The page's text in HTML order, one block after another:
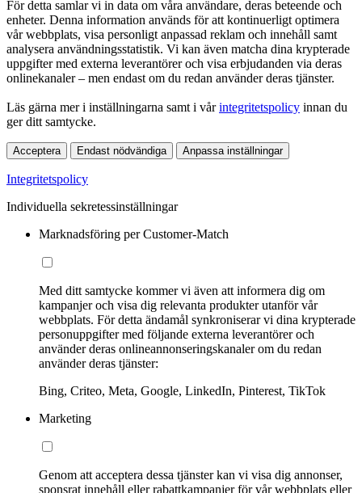
För detta samlar vi in data om våra användare, deras beteende och
enheter. Denna information används för att kontinuerligt optimera
vår webbplats, visa personligt anpassad reklam och innehåll samt
analysera användningsstatistik. Vi kan även matcha dina krypterade
uppgifter med externa leverantörer och visa erbjudanden via deras
onlinekanaler – men endast om du redan använder deras tjänster.
Läs gärna mer i inställningarna samt i vårintegritetspolicy innan du
ger ditt samtycke.
Acceptera Endast nödvändiga Anpassa inställningar
Integritetspolicy
Individuella sekretessinställningar
Marknadsföring per Customer-Match
Med ditt samtycke kommer vi även att informera dig om
kampanjer och visa dig relevanta produkter utanför vår
webbplats. För detta ändamål synkroniserar vi dina krypterade
personuppgifter med följande externa leverantörer och
använder deras onlineannonseringskanaler om du redan
använder deras tjänster:
Bing, Criteo, Meta, Google, LinkedIn, Pinterest, TikTok
Marketing
Genom att acceptera dessa tjänster kan vi visa dig annonser,
sponsrat innehåll eller rabattkampanjer för vår webbplats eller